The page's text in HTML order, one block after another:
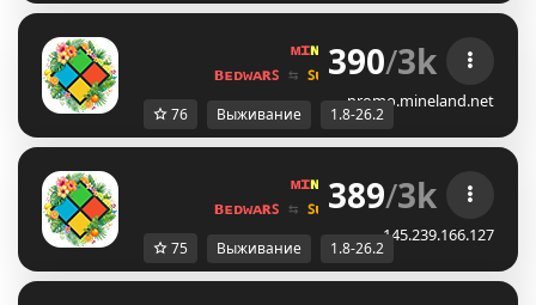
ᴍɪɴᴇ ʟᴀɴᴅ ɴᴇᴛᴡᴏʀᴋ ☀
ʙᴇᴅᴡᴀʀꜱ ⇆ ꜱᴜʀᴠɪᴠᴀʟ ꜱᴍᴘ ⇆ ꜱᴋʏʙʟᴏᴄᴋ
390/3k
promo.mineland.net
76 Выживание 1.8-26.2
ᴍɪɴᴇ ʟᴀɴᴅ ɴᴇᴛᴡᴏʀᴋ ☀
ʙᴇᴅᴡᴀʀꜱ ⇆ ꜱᴜʀᴠɪᴠᴀʟ ꜱᴍᴘ ⇆ ꜱᴋʏʙʟᴏᴄᴋ
389/3k
145.239.166.127
75 Выживание 1.8-26.2